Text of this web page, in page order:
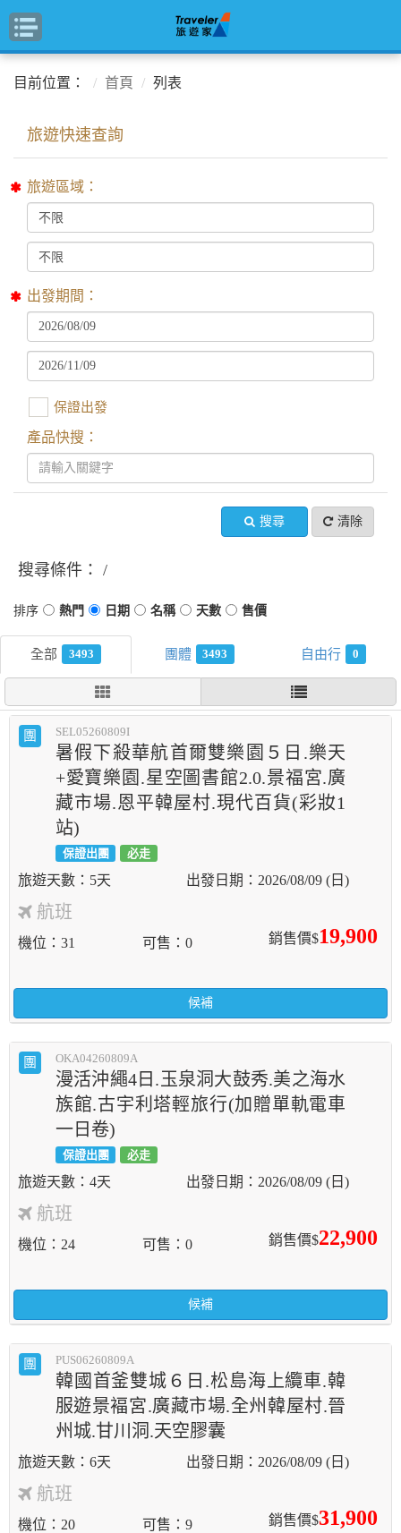
目前位置： 首頁 列表
旅遊區域：
出發期間：
保證出發
產品快搜：
搜尋 清除
搜尋條件：
3493 3493 0
團 SEL05260809I
暑假下殺華航首爾雙樂園５日.樂天
+愛寶樂園.星空圖書館2.0.景福宮.廣
藏市場.恩平韓屋村.現代百貨(彩妝1
站)
保證出團 必走
5天 2026/08/09 (日)
航班
銷售價$19,900
機位 31 可售 0
候補
團 OKA04260809A
漫活沖繩4日.玉泉洞大鼓秀.美之海水
族館.古宇利塔輕旅行(加贈單軌電車
一日卷)
保證出團 必走
4天 2026/08/09 (日)
航班
銷售價$22,900
機位 24 可售 0
候補
團 PUS06260809A
韓國首釜雙城６日.松島海上纜車.韓
服遊景褔宮.廣藏市場.全州韓屋村.晉
州城.甘川洞.天空膠囊
6天 2026/08/09 (日)
航班
銷售價$31,900
機位 20 可售 9